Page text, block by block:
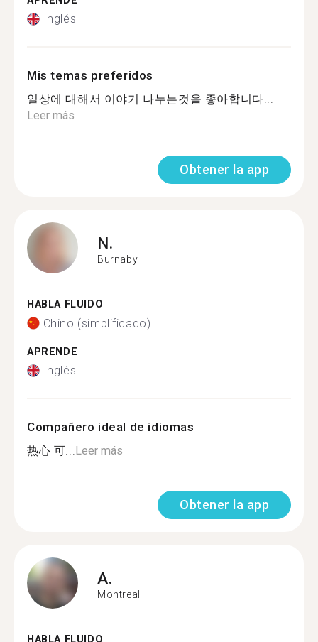
Inglés
Mis temas preferidos
일상에 대해서 이야기 나누는것을 좋아합니다...
Leer más
Obtener la app
N.
Burnaby
HABLA FLUIDO
Chino (simplificado)
APRENDE
Inglés
Compañero ideal de idiomas
热心 可...Leer más
Obtener la app
A.
Montreal
HABLA FLUIDO